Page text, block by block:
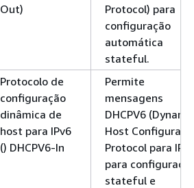
Out)
Protocol) para
configuração
automática
stateful.
Protocolo de
configuração
dinâmica de
host para IPv6
() DHCPV6-In
Permite
mensagens
DHCPV6
Host
Protocol para
para
stateful e